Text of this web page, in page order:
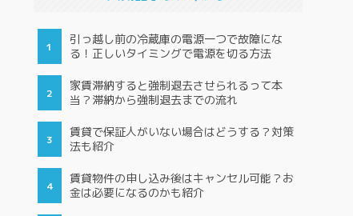
引っ越し前の冷蔵庫の電源一つで故障にな
る！正しいタイミングで電源を切る方法
家賃滞納すると強制退去させられるって本
当？滞納から強制退去までの流れ
賃貸で保証人がいない場合はどうする？対策
法も紹介
賃貸物件の申し込み後はキャンセル可能？お
金は必要になるのかも紹介